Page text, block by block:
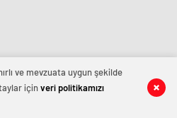
ve mevzuata uygun şekilde
içinveri politikamızı